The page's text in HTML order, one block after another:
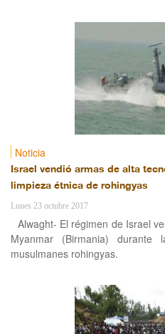
Noticia
Israel vendió armas de alta
limpieza étnica de rohingyas
Lunes 23 octubre 2017
Alwaght- El régimen de Israel
Myanmar (Birmania)
musulmanes rohingyas.